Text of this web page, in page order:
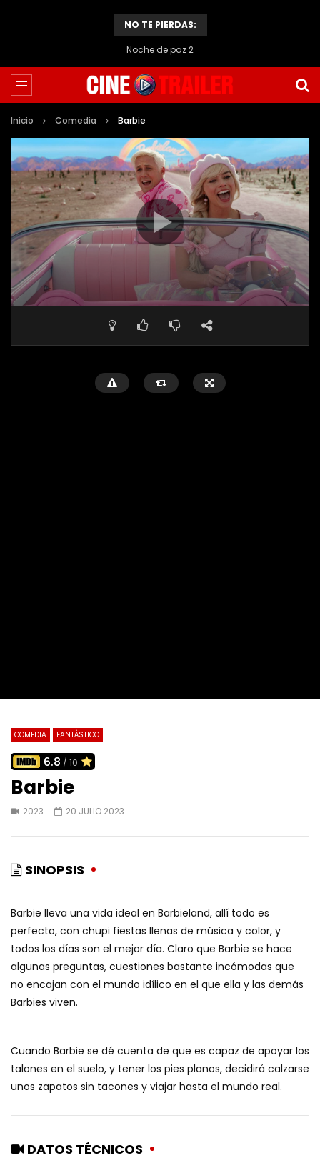
NO TE PIERDAS:
Noche de paz 2
Inicio Comedia Barbie
COMEDIA FANTÁSTICO
6.8 / 10
Barbie
2023 20 JULIO 2023
SINOPSIS
Barbie lleva una vida ideal en Barbieland, allí todo es
perfecto, con chupi fiestas llenas de música y color, y
todos los días son el mejor día. Claro que Barbie se hace
algunas preguntas, cuestiones bastante incómodas que
no encajan con el mundo idílico en el que ella y las demás
Barbies viven.
Cuando Barbie se dé cuenta de que es capaz de apoyar los
talones en el suelo, y tener los pies planos, decidirá calzarse
unos zapatos sin tacones y viajar hasta el mundo real.
DATOS TÉCNICOS